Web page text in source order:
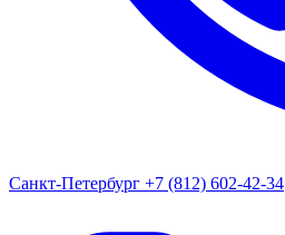
Санкт-Петербург +7 (812) 602-42-34